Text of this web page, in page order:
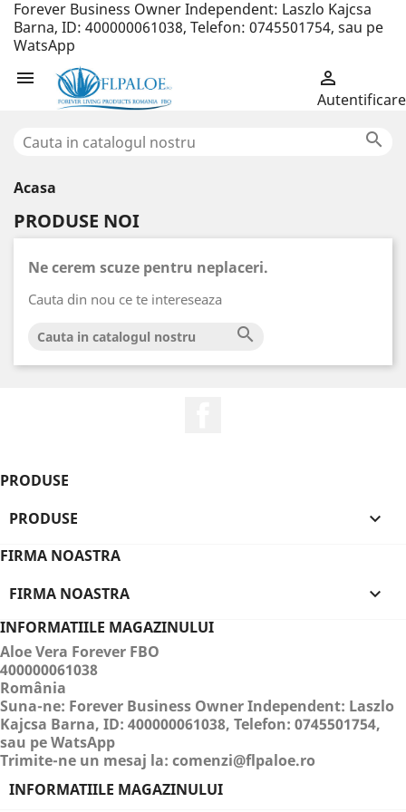
Forever Business Owner Independent: Laszlo Kajcsa
Barna, ID: 400000061038, Telefon: 0745501754, sau pe
WatsApp
 
Autentificare

Acasa
PRODUSE NOI
Ne cerem scuze pentru neplaceri.
Cauta din nou ce te intereseaza

PRODUSE
PRODUSE

FIRMA NOASTRA
FIRMA NOASTRA

INFORMATIILE MAGAZINULUI
Aloe Vera Forever FBO
400000061038
România
Suna-ne: Forever Business Owner Independent: Laszlo
Kajcsa Barna, ID: 400000061038, Telefon: 0745501754,
sau pe WatsApp
Trimite-ne un mesaj la: comenzi@flpaloe.ro
INFORMATIILE MAGAZINULUI